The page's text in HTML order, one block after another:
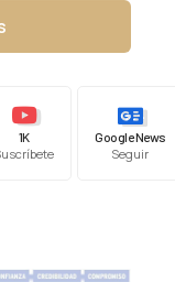
1K Google News
Seguir